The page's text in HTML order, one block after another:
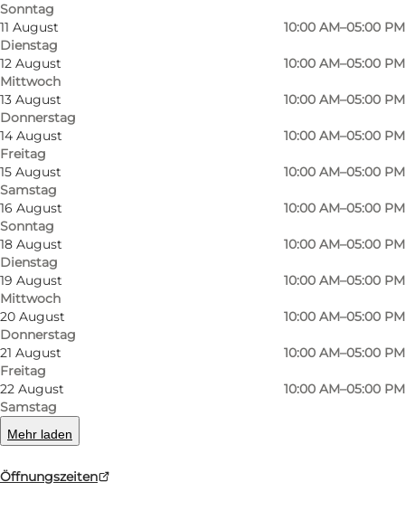
Sonntag
11 August
Dienstag
10:00 AM–05:00 PM
12 August
Mittwoch
10:00 AM–05:00 PM
13 August
Donnerstag
10:00 AM–05:00 PM
14 August
Freitag
10:00 AM–05:00 PM
15 August
Samstag
10:00 AM–05:00 PM
16 August
Sonntag
10:00 AM–05:00 PM
18 August
Dienstag
10:00 AM–05:00 PM
19 August
Mittwoch
10:00 AM–05:00 PM
20 August
Donnerstag
10:00 AM–05:00 PM
21 August
Freitag
10:00 AM–05:00 PM
22 August
Samstag
10:00 AM–05:00 PM
Mehr laden
Öffnungszeiten
Foto: Mathia Lassen
Das Museum Jorn hat seinen Namen von